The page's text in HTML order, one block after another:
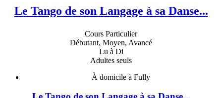
Le Tango de son Langage à sa Danse...
Cours Particulier
Débutant, Moyen, Avancé
Lu à Di
Adultes seuls
À domicile à Fully